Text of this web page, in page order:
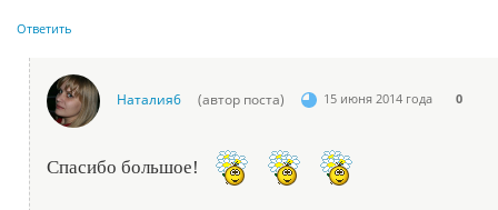
Ответить
Наталия6 (автор поста) 15 июня 2014 года 0
Спасибо большое!